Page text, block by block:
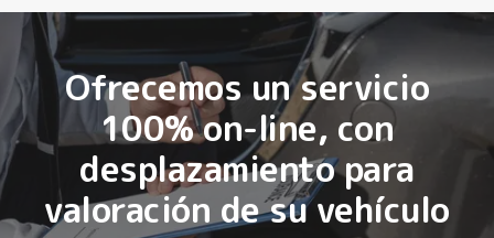
Ofrecemos un servicio
100% on-line, con
desplazamiento para
valoración de su vehículo